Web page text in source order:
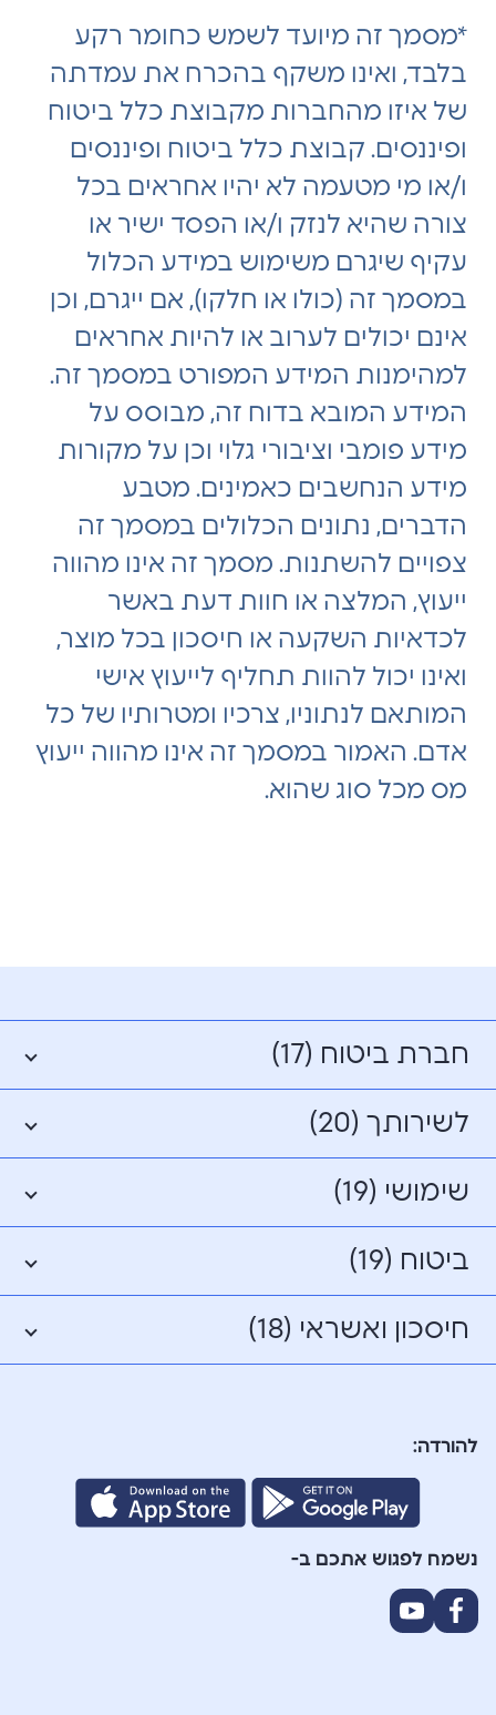
*מסמך זה מיועד לשמש כחומר רקע
בלבד, ואינו משקף בהכרח את עמדתה
של איזו מהחברות מקבוצת כלל ביטוח
ופיננסים. קבוצת כלל ביטוח ופיננסים
ו/או מי מטעמה לא יהיו אחראים בכל
צורה שהיא לנזק ו/או הפסד ישיר או
עקיף שיגרם משימוש במידע הכלול
במסמך זה (כולו או חלקו), אם ייגרם, וכן
אינם יכולים לערוב או להיות אחראים
למהימנות המידע המפורט במסמך זה.
המידע המובא בדוח זה, מבוסס על
מידע פומבי וציבורי גלוי וכן על מקורות
מידע הנחשבים כאמינים. מטבע
הדברים, נתונים הכלולים במסמך זה
צפויים להשתנות. מסמך זה אינו מהווה
ייעוץ, המלצה או חוות דעת באשר
לכדאיות השקעה או חיסכון בכל מוצר,
ואינו יכול להוות תחליף לייעוץ אישי
המותאם לנתוניו, צרכיו ומטרותיו של כל
אדם. האמור במסמך זה אינו מהווה ייעוץ
מס מכל סוג שהוא.
חברת ביטוח (17)
לשירותך (20)
שימושי (19)
ביטוח (19)
חיסכון ואשראי (18)
להורדה:
נשמח לפגוש אתכם ב-